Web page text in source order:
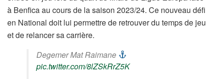
à Benfica au cours de la saison 2023/24. Ce nouveau défi
en National doit lui permettre de retrouver du temps de jeu
et de relancer sa carrière.
Degemer Mat Raimane
pic.twitter.com/8lZSkRrZ5K